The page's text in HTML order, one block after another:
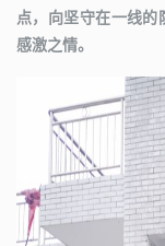
点，向坚守在一线
感激之情。